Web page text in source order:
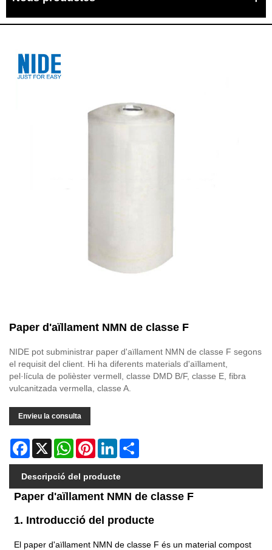
Paper d'aïllament NMN de classe F
NIDE pot subministrar paper d'aïllament NMN de classe F segons
el requisit del client. Hi ha diferents materials d'aïllament,
pel·lícula de polièster vermell, classe DMD B/F, classe E, fibra
vulcanitzada vermella, classe A.
Envieu la consulta
Facebook
X WhatsAppPinterestLinkedIn
Descripció del producte
Paper d'aïllament NMN de classe F
1. Introducció del producte
El paper d'aïllament NMN de classe F és un material compost